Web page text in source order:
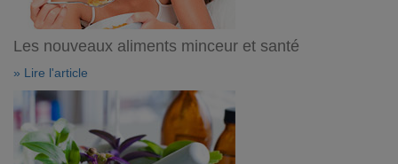
Les nouveaux aliments minceur et santé
» Lire l'article